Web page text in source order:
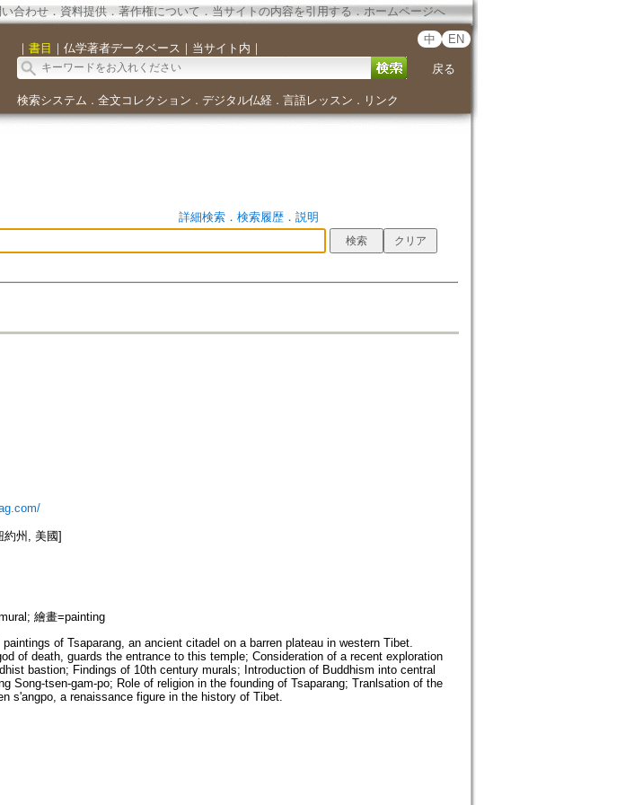
合わせ． 資料提供． 著作権について．当サイトの内容を引用する ． ホームページへ
｜ 書目 ｜ 仏学著者データベース ｜ 当サイト内 ｜
中 EN
戻る
検索システム ． 全文コレクション ． デジタル仏経． 言語レッスン ． リンク
詳細検索． 検索履歴． 説明
約州, 美國]
繪畫=painting
of Tsaparang, an ancient citadel on a barren plateau in western Tibet.
of death, guards the entrance to this temple; Consideration of a recent exploration
bastion; Findings of 10th century murals; Introduction of Buddhism into central
Song-tsen-gam-po; Role of religion in the founding of Tsaparang; Tranlsation of the
s'angpo, a renaissance figure in the history of Tibet.